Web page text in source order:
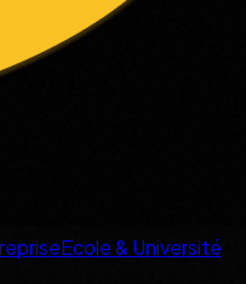
Ecole & Université